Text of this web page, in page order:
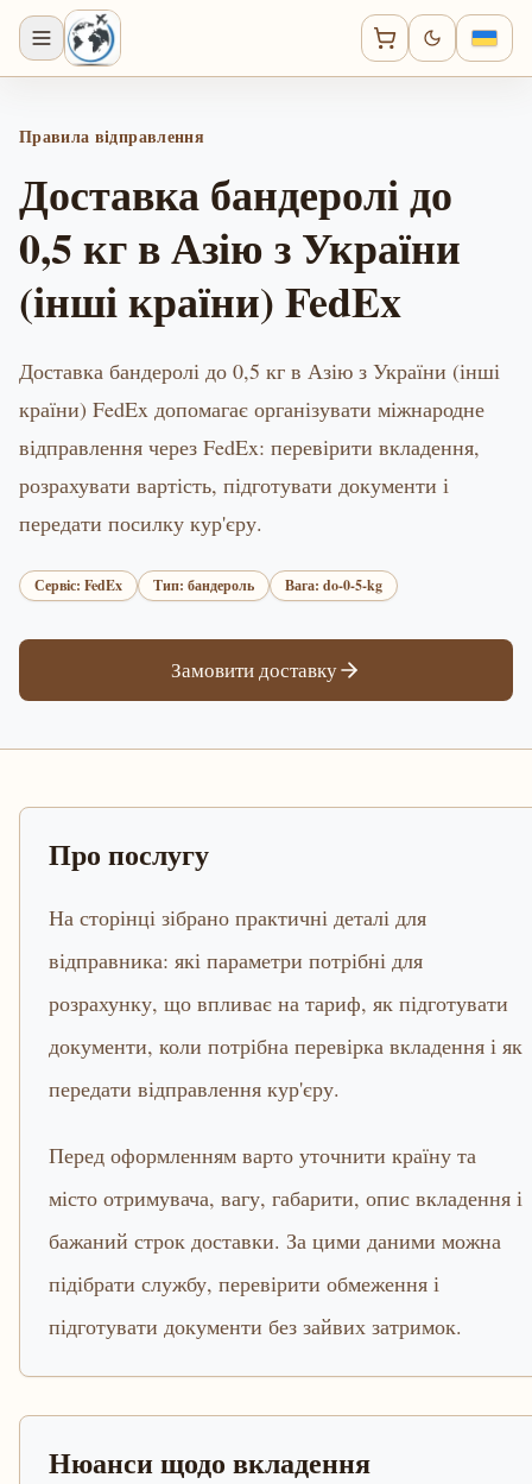
Правила відправлення
Доставка бандеролі до
0,5 кг в Азію з України
(інші країни) FedEx
Доставка бандеролі до 0,5 кг в Азію з України (інші
країни) FedEx допомагає організувати міжнародне
відправлення через FedEx: перевірити вкладення,
розрахувати вартість, підготувати документи і
передати посилку кур'єру.
Сервіс: FedEx Тип: бандероль Вага: do-0-5-kg
Замовити доставку
Про послугу
На сторінці зібрано практичні деталі для
відправника: які параметри потрібні для
розрахунку, що впливає на тариф, як підготувати
документи, коли потрібна перевірка вкладення і як
передати відправлення кур'єру.
Перед оформленням варто уточнити країну та
місто отримувача, вагу, габарити, опис вкладення і
бажаний строк доставки. За цими даними можна
підібрати службу, перевірити обмеження і
підготувати документи без зайвих затримок.
Нюанси щодо вкладення